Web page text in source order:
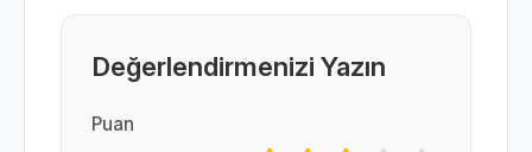
Değerlendirmenizi Yazın
Puan